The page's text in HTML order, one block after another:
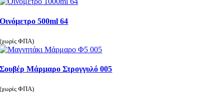
Οινόμετρο 500ml 64
(χωρίς ΦΠΑ)
Σουβέρ Μάρμαρο Στρογγυλό 005
(χωρίς ΦΠΑ)